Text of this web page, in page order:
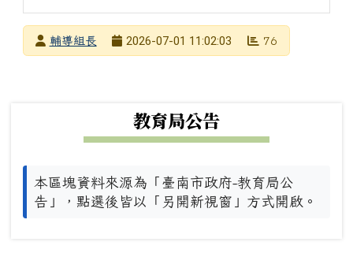
發布者輔導組長
2026-07-01 11:02:03 76
教育局公告
本區塊資料來源為「臺南市政府-教育局公
告」，點選後皆以「另開新視窗」方式開啟。